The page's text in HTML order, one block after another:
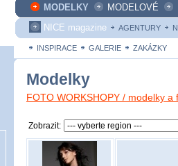
MODELKY MODELOVÉ
NICE magazine
AGENTURY
INSPIRACE GALERIE ZAKÁZKY
Modelky
FOTO WORKSHOPY / modelky
Zobrazit: